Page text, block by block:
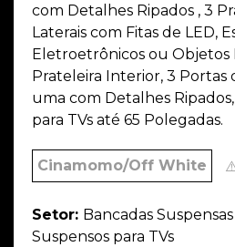
com Detalhes Ripados , 3
Laterais com Fitas de LED,
Eletroetrônicos ou Objetos
Prateleira Interior, 3 Portas
uma com Detalhes Ripados,
para TVs até 65 Polegadas.
Cinamomo/Off White
Setor: Bancadas
Suspensos para TVs